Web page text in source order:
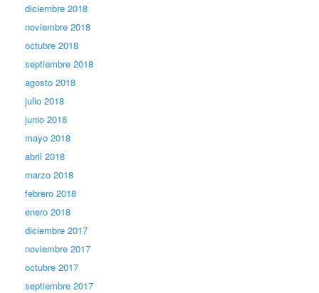
diciembre 2018
noviembre 2018
octubre 2018
septiembre 2018
agosto 2018
julio 2018
junio 2018
mayo 2018
abril 2018
marzo 2018
febrero 2018
enero 2018
diciembre 2017
noviembre 2017
octubre 2017
septiembre 2017